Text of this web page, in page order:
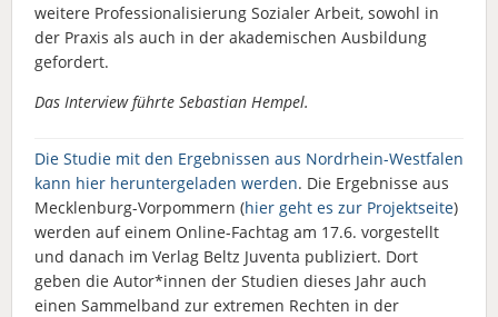
weitere Professionalisierung Sozialer Arbeit, sowohl in
der Praxis als auch in der akademischen Ausbildung
gefordert.
Das Interview führte Sebastian Hempel.
Die Studie mit den Ergebnissen aus Nordrhein-Westfalen
kann hier heruntergeladen werden. Die Ergebnisse aus
Mecklenburg-Vorpommern (hier geht es zur Projektseite)
werden auf einem Online-Fachtag am 17.6. vorgestellt
und danach im Verlag Beltz Juventa publiziert. Dort
geben die Autor*innen der Studien dieses Jahr auch
einen Sammelband zur extremen Rechten in der